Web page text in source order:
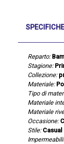
Reparto:
Stagione:
Collezione:
Materiale:
Tipo di
Materiale
Materiale
Occasione:
Stile: Casual